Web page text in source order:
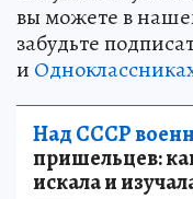
вы можете в
забудьте
и
Над СССР
пришельцев:
искала и